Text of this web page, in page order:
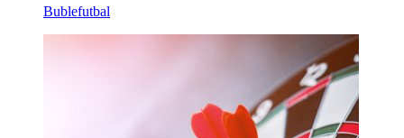
Bublefutbal